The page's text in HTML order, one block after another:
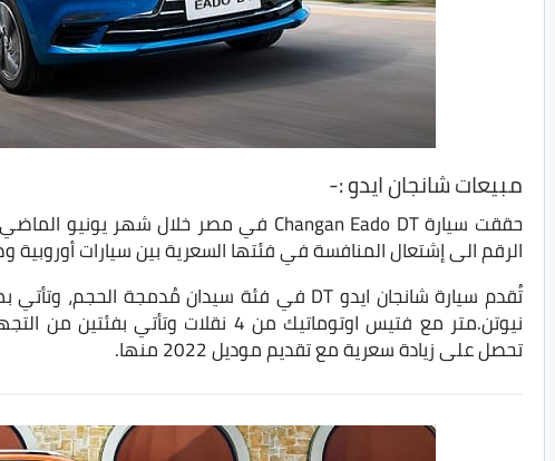
مبيعات شانجان ايدو :-
الرقم الى إشتعال المنافسة في فئتها السعرية بين سيارات أوروبية
نيوتن.متر مع فتيس اوتوماتيك من 4
تحصل على زيادة سعرية مع تقديم موديل 2022 منها.